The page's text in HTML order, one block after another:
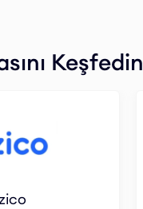
Keşfedin